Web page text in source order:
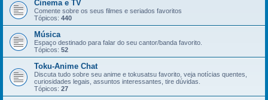
Cinema e TV
Comente sobre os seus filmes e seriados favoritos
Tópicos: 440
Música
Espaço destinado para falar do seu cantor/banda favorito.
Tópicos: 52
Toku-Anime Chat
Discuta tudo sobre seu anime e tokusatsu favorito, veja notí­cias quentes,
curiosidades legais, assuntos interessantes, tire dúvidas.
Tópicos: 27